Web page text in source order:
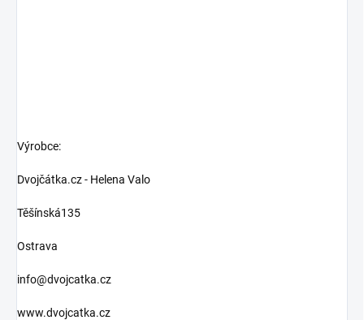
Výrobce:
Dvojčátka.cz - Helena Valo
Těšínská135
Ostrava
info@dvojcatka.cz
www.dvojcatka.cz